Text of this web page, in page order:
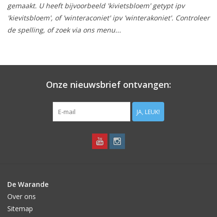
Herfstbloeiers
Schaduwplanten
Bodemverbetering
Overige producten
Sterke Bollen Dagen
gemaakt. U heeft bijvoorbeeld 'kivietsbloem' getypt ipv
'kievitsbloem', of 'winteraconiet' ipv 'winterakoniet'. Controleer
de spelling, of zoek via ons menu...
Onze nieuwsbrief ontvangen:
JA, LEUK!
De Warande
Over ons
Sitemap